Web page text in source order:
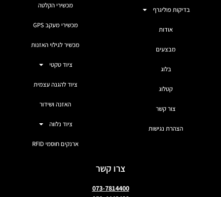
בדיקות פוליגרף
אודות
מבצעים
בלוג
קטלוג
צור קשר
הצהרת נגישות
מכשירי הקלטה
מכשירי מעקב GPS
מכשיר לגילוי האזנות
ציוד טקטי
ציוד להגנה עצמית
האזנה ושידור
ציוד נלווה
ארנקים חוסמי RFID
צרו קשר
073-7814400